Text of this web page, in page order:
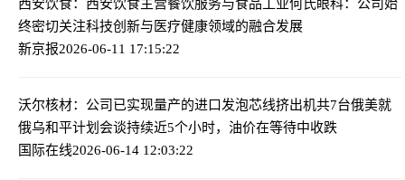
西安饮食：西安饮食主营餐饮服务与食品工业何氏眼科：公司始
终密切关注科技创新与医疗健康领域的融合发展
新京报2026-06-11 17:15:22
沃尔核材：公司已实现量产的进口发泡芯线挤出机共7台俄美就
俄乌和平计划会谈持续近5个小时，油价在等待中收跌
国际在线2026-06-14 12:03:22